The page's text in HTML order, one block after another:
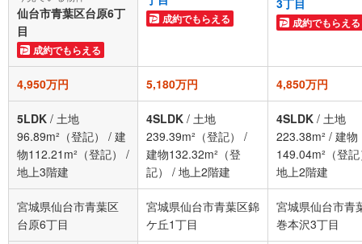
仙台市青葉区台原6丁
目
成約でもらえる
成約でもらえる
3丁目
成約でもらえる
4,950万円 5,180万円 4,850万円
5LDK / 土地
96.89m²（登記）
/ 建
物112.21m²（登記）
/
地上3階建
4SLDK / 土地
239.39m²（登記）
/
建物132.32m²（登
記）
/ 地上2階建
4SLDK / 土地
223.38m² / 建物
149.04m²（登
地上2階建
宮城県仙台市青葉区
台原6丁目
宮城県仙台市青葉区錦
ケ丘1丁目
宮城県仙台市青
巻本沢3丁目